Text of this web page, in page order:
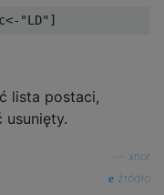
c<- "LD" ]
lista postaci,
usunięty.
xnor
źródło